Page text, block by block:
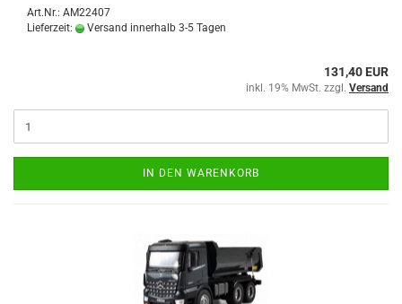
Art.Nr.: AM22407
Lieferzeit:
Versand innerhalb 3-5 Tagen
131,40 EUR
inkl. 19% MwSt. zzgl. Versand
IN DEN WARENKORB